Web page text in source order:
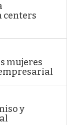
centers
mujeres
y